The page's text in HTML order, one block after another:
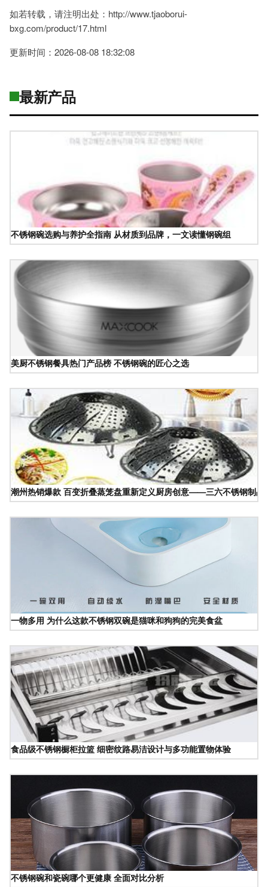
如若转载，请注明出处：http://www.tjaoborui-
bxg.com/product/17.html
更新时间：2026-08-08 18:32:08
最新产品
不锈钢碗选购与养护全指南 从材质到品牌，一文读懂钢碗组
美厨不锈钢餐具热门产品榜 不锈钢碗的匠心之选
潮州热销爆款 百变折叠蒸笼盘重新定义厨房创意——三六不锈钢制品
一物多用 为什么这款不锈钢双碗是猫咪和狗狗的完美食盆
食品级不锈钢橱柜拉篮 细密纹路易洁设计与多功能置物体验
不锈钢碗和瓷碗哪个更健康 全面对比分析